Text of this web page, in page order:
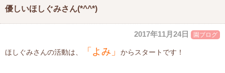
優しいほしぐみさん(*^^*)
2017年11月24日 園ブログ
ほしぐみさんの活動は、 「よみ」 からスタートです！